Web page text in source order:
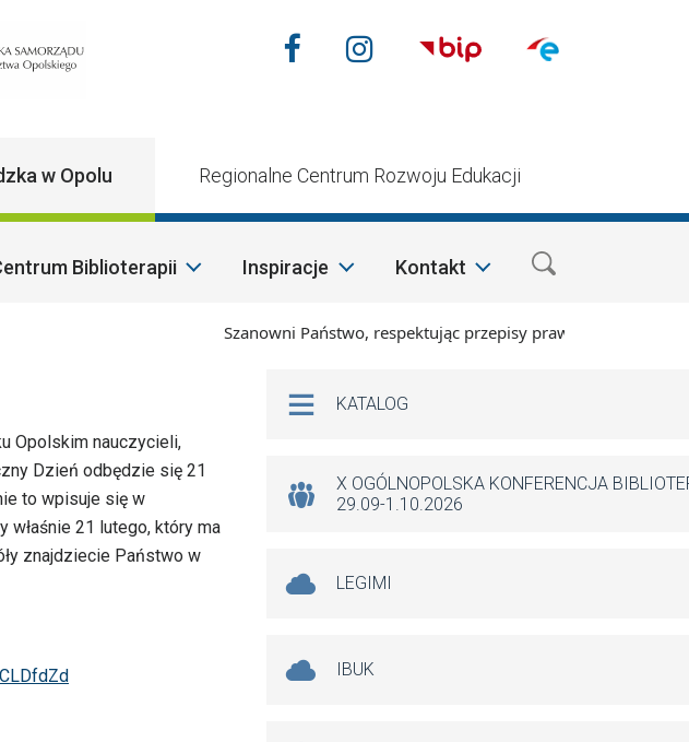
Navigation
Nasze media
FacebookInstagram
w Opolu Regionalne Centrum Rozwoju Edukacji
Biblioterapii Inspiracje Kontakt
Szanowni Państwo, respektując przepisy prawa i mając na
Opolskim nauczycieli,
Dzień odbędzie się 21
to wpisuje się w
właśnie 21 lutego, który ma
znajdziecie Państwo w
Na skróty
KATALOG
X OGÓLNOPOLSKA KONFERENCJA
29.09-1.10.2026
LEGIMI
IBUK